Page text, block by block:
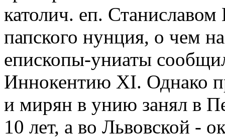
католич. еп.
папского нунция, о чем
епископы-униаты
Иннокентию XI. Однако
и мирян в унию занял в
10 лет, а во Львовской -